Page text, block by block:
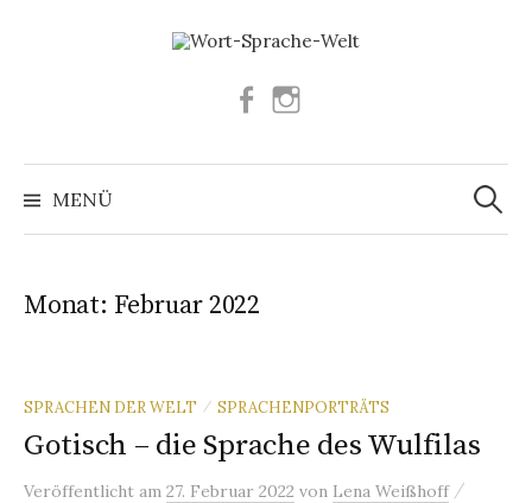
Facebook
MENÜ
Suchen
nach:
Monat: Februar 2022
SPRACHEN DER WELT / SPRACHENPORTRÄTS
Gotisch – die Sprache des Wulfilas
Veröffentlicht am 27. Februar 2022 von Lena Weißhoff /